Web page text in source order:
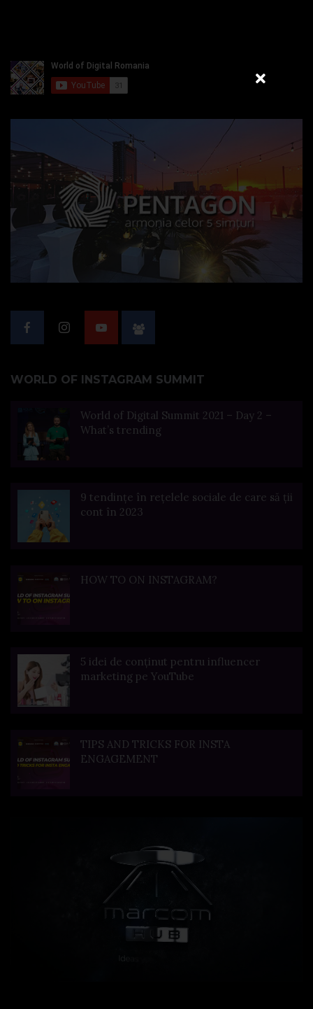
WORLD OF INSTAGRAM SUMMIT
World of Digital Summit 2021 – Day 2 –
What’s trending
9 tendințe în rețelele sociale de care să ții
cont în 2023
HOW TO ON INSTAGRAM?
5 idei de conținut pentru influencer
marketing pe YouTube
TIPS AND TRICKS FOR INSTA
ENGAGEMENT